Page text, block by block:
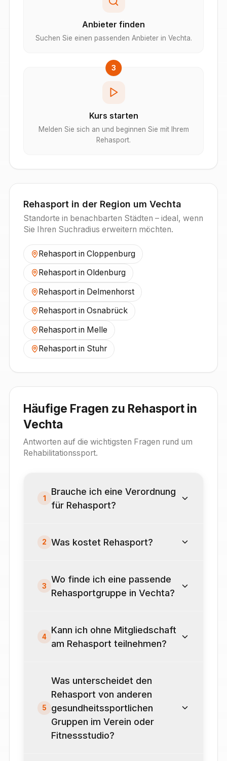
Anbieter finden
Suchen Sie einen passenden Anbieter in Vechta.
3
Kurs starten
Melden Sie sich an und beginnen Sie mit Ihrem
Rehasport.
Rehasport in der Region um Vechta
Standorte in benachbarten Städten – ideal, wenn
Sie Ihren Suchradius erweitern möchten.
Rehasport inCloppenburg
Rehasport inOldenburg
Rehasport in Delmenhorst
Rehasport inOsnabrück
Rehasport in Melle
Rehasport in Stuhr
Häufige Fragen zu Rehasport in
Vechta
Antworten auf die wichtigsten Fragen rund um
Rehabilitationssport.
1
Brauche ich eine Verordnung
für Rehasport?
2 Was kostet Rehasport?
3
Wo finde ich eine passende
Rehasportgruppe in Vechta?
4
Kann ich ohne Mitgliedschaft
am Rehasport teilnehmen?
5
Was unterscheidet den
Rehasport von anderen
gesundheitssportlichen
Gruppen im Verein oder
Fitnessstudio?